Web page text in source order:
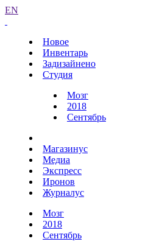
EN
Новое
Инвентарь
Задизайнено
Студия
Мозг
2018
Сентябрь
Магазинус
Медиа
Экспресс
Иронов
Журналус
Мозг
2018
Сентябрь